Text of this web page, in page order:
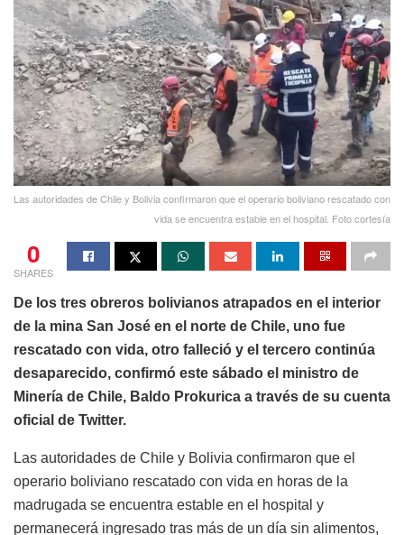
Las autoridades de Chile y Bolivia confirmaron que el operario boliviano rescatado con
vida se encuentra estable en el hospital. Foto cortesía
0
SHARES
De los tres obreros bolivianos atrapados en el interior
de la mina San José en el norte de Chile, uno fue
rescatado con vida, otro falleció y el tercero continúa
desaparecido, confirmó este sábado el ministro de
Minería de Chile, Baldo Prokurica a través de su cuenta
oficial de Twitter.
Las autoridades de Chile y Bolivia confirmaron que el
operario boliviano rescatado con vida en horas de la
madrugada se encuentra estable en el hospital y
permanecerá ingresado tras más de un día sin alimentos,